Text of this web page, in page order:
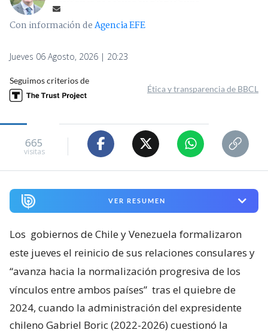
Con información deAgencia EFE
Jueves 06 Agosto, 2026 | 20:23
Seguimos criterios de
Ética y transparencia de BBCL
665
visitas
VER RESUMEN
Los gobiernos de Chile y Venezuela formalizaron
este jueves el reinicio de sus relaciones consulares y
“avanza hacia la normalización progresiva de los
vínculos entre ambos países” tras el quiebre de
2024, cuando la administración del expresidente
chileno Gabriel Boric (2022-2026) cuestionó la